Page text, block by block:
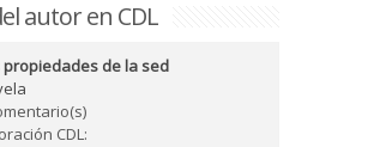
autor en CDL
propiedades de la sed
CDL: